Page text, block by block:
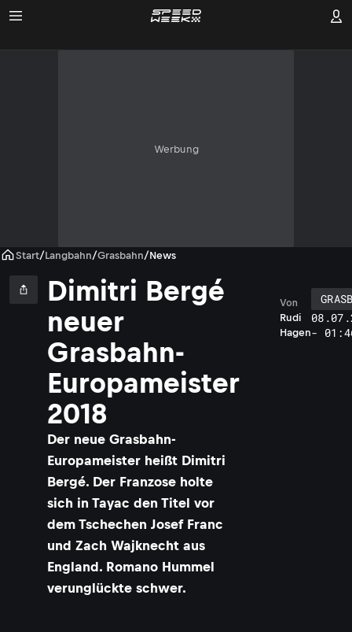
Werbung
Start/Langbahn/Grasbahn/News
Dimitri Bergé
neuer
Grasbahn-
Europameister
2018
Der neue Grasbahn-
Europameister heißt Dimitri
Bergé. Der Franzose holte
sich in Tayac den Titel vor
dem Tschechen Josef Franc
und Zach Wajknecht aus
England. Romano Hummel
verunglückte schwer.
Rudi
Hagen
Von
-